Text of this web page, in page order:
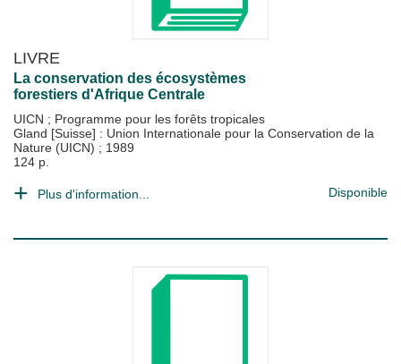
LIVRE
La conservation des écosystèmes
forestiers d'Afrique Centrale
UICN ; Programme pour les forêts tropicales
Gland [Suisse] : Union Internationale pour la Conservation de la
Nature (UICN) ; 1989
124 p.
Plus d'information... Disponible